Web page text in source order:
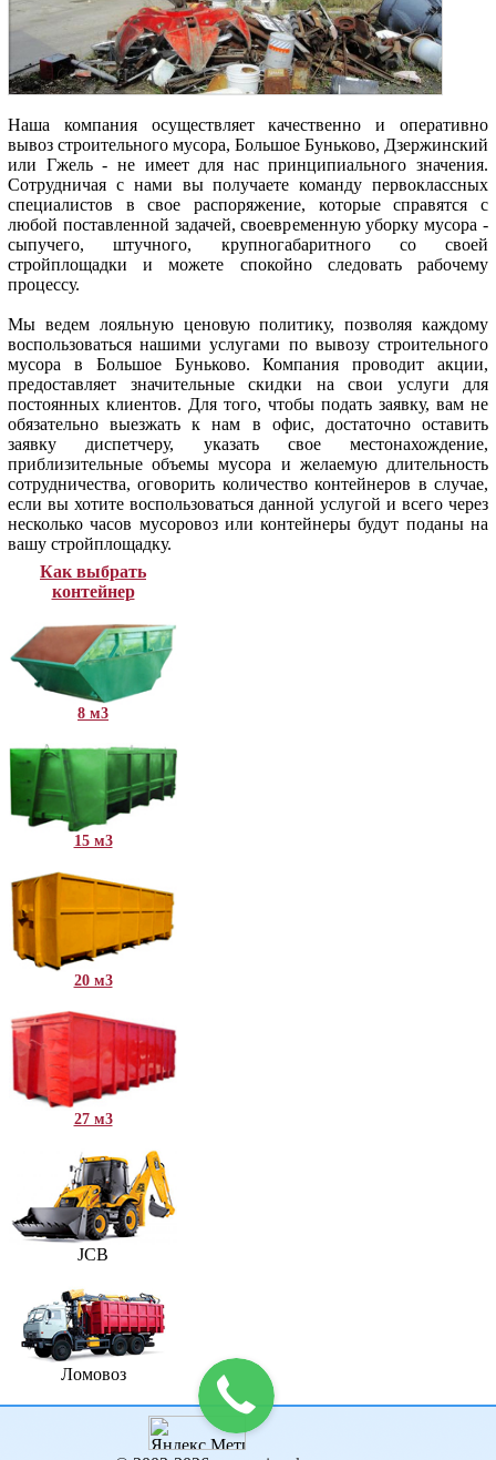
Наша компания осуществляет качественно и оперативно
вывоз строительного мусора, Большое Буньково, Дзержинский
или Гжель - не имеет для нас принципиального значения.
Сотрудничая с нами вы получаете команду первоклассных
специалистов в свое распоряжение, которые справятся с
любой поставленной задачей, своевременную уборку мусора -
сыпучего, штучного, крупногабаритного со своей
стройплощадки и можете спокойно следовать рабочему
процессу.
Мы ведем лояльную ценовую политику, позволяя каждому
воспользоваться нашими услугами по вывозу строительного
мусора в Большое Буньково. Компания проводит акции,
предоставляет значительные скидки на свои услуги для
постоянных клиентов. Для того, чтобы подать заявку, вам не
обязательно выезжать к нам в офис, достаточно оставить
заявку диспетчеру, указать свое местонахождение,
приблизительные объемы мусора и желаемую длительность
сотрудничества, оговорить количество контейнеров в случае,
если вы хотите воспользоваться данной услугой и всего через
несколько часов мусоровоз или контейнеры будут поданы на
вашу стройплощадку.
Как выбрать
контейнер
8 м3
15 м3
20 м3
27 м3
JCB
Ломовоз